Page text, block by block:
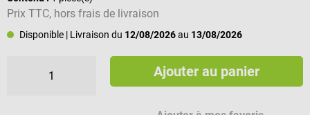
Prix TTC, hors frais de livraison
Disponible | Livraison du 12/08/2026au 13/08/2026
Ajouter au panier